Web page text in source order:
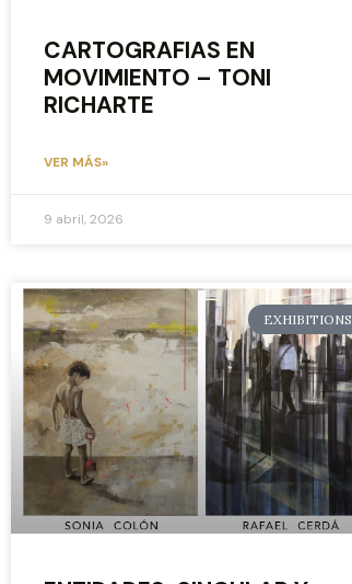
CARTOGRAFIAS EN
MOVIMIENTO – TONI
RICHARTE
VER MÁS»
9 abril, 2026
EXHIBITIONS